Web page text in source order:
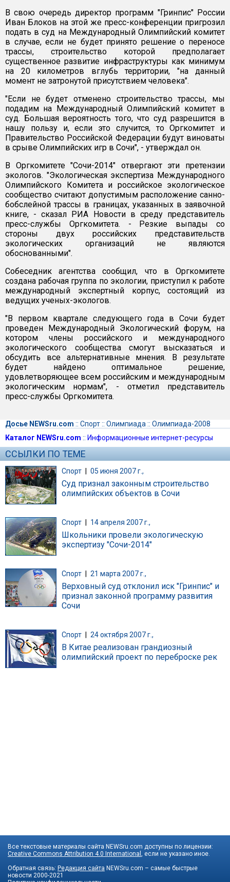
В свою очередь директор программ "Гринпис" России
Иван Блоков на этой же пресс-конференции пригрозил
подать в суд на Международный Олимпийский комитет
в случае, если не будет принято решение о переносе
трассы, строительство которой предполагает
существенное развитие инфраструктуры как минимум
на 20 километров вглубь территории, "на данный
момент не затронутой присутствием человека".
"Если не будет отменено строительство трассы, мы
подадим на Международный Олимпийский комитет в
суд. Большая вероятность того, что суд разрешится в
нашу пользу и, если это случится, то Оргкомитет и
Правительство Российской Федерации будут виноваты
в срыве Олимпийских игр в Сочи", - утверждал он.
В Оргкомитете "Сочи-2014" отвергают эти претензии
экологов. "Экологическая экспертиза Международного
Олимпийского Комитета и российское экологическое
сообщество считают допустимым расположение санно-
бобслейной трассы в границах, указанных в заявочной
книге, - сказал РИА Новости в среду представитель
пресс-службы Оргкомитета. - Резкие выпады со
стороны двух российских представительств
экологических организаций не являются
обоснованными".
Собеседник агентства сообщил, что в Оргкомитете
создана рабочая группа по экологии, приступил к работе
международный экспертный корпус, состоящий из
ведущих ученых-экологов.
"В первом квартале следующего года в Сочи будет
проведен Международный Экологический форум, на
котором члены российского и международного
экологического сообщества смогут высказаться и
обсудить все альтернативные мнения. В результате
будет найдено оптимальное решение,
удовлетворяющее всем российским и международным
экологическим нормам", - отметил представитель
пресс-службы Оргкомитета.
Досье NEWSru.com :: Спорт:: Олимпиада :: Олимпиада-2008
Каталог NEWSru.com :: Информационные интернет-ресурсы
ССЫЛКИ ПО ТЕМЕ
Спорт | 05 июня 2007 г.,
Суд признал законным строительство
олимпийских объектов в Сочи
Спорт 14 апреля 2007 г.,
Школьники провели экологическую
экспертизу "Сочи-2014"
Спорт 21 марта 2007 г.,
Верховный суд отклонил иск "Гринпис" и
признал законной программу развития
Сочи
Спорт 24 октября 2007 г.,
В Китае реализован грандиозный
олимпийский проект по переброске рек
Все текстовые материалы сайта NEWSru.com доступны по лицензии:
Creative Commons Attribution 4.0 International
, если не указано иное.
Обратная связь: Редакция сайта NEWSru.com – самые быстрые
новости 2000-2021